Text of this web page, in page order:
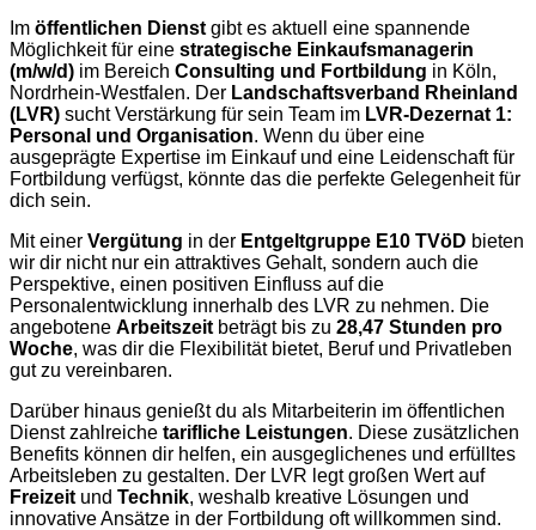
Im öffentlichen Dienst gibt es aktuell eine spannende
Möglichkeit für eine strategische Einkaufsmanagerin
(m/w/d) im Bereich Consulting und Fortbildung in Köln,
Nordrhein-Westfalen. Der Landschaftsverband Rheinland
(LVR) sucht Verstärkung für sein Team im LVR-Dezernat 1:
Personal und Organisation. Wenn du über eine
ausgeprägte Expertise im Einkauf und eine Leidenschaft für
Fortbildung verfügst, könnte das die perfekte Gelegenheit für
dich sein.
Mit einer Vergütung in der Entgeltgruppe E10 TVöD bieten
wir dir nicht nur ein attraktives Gehalt, sondern auch die
Perspektive, einen positiven Einfluss auf die
Personalentwicklung innerhalb des LVR zu nehmen. Die
angebotene Arbeitszeit beträgt bis zu 28,47 Stunden pro
Woche, was dir die Flexibilität bietet, Beruf und Privatleben
gut zu vereinbaren.
Darüber hinaus genießt du als Mitarbeiterin im öffentlichen
Dienst zahlreiche tarifliche Leistungen. Diese zusätzlichen
Benefits können dir helfen, ein ausgeglichenes und erfülltes
Arbeitsleben zu gestalten. Der LVR legt großen Wert auf
Freizeit und Technik, weshalb kreative Lösungen und
innovative Ansätze in der Fortbildung oft willkommen sind.